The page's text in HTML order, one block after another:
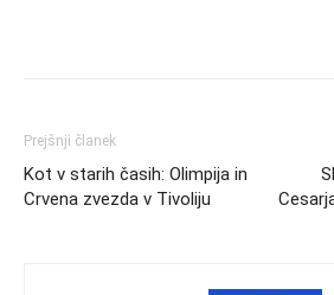
Prejšnji članek
Kot v starih časih: Olimpija in
Crvena zvezda v Tivoliju